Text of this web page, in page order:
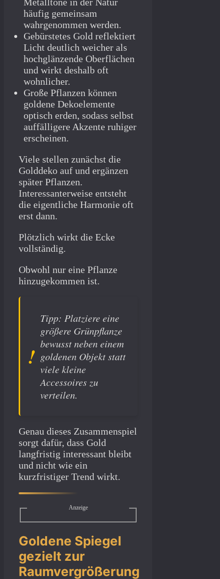
Metalltöne in der Natur
häufig gemeinsam
wahrgenommen werden.
Gebürstetes Gold reflektiert
Licht deutlich weicher als
hochglänzende Oberflächen
und wirkt deshalb oft
wohnlicher.
Große Pflanzen können
goldene Dekoelemente
optisch erden, sodass selbst
auffälligere Akzente ruhiger
erscheinen.
Viele stellen zunächst die
Golddeko auf und ergänzen
später Pflanzen.
Interessanterweise entsteht
die eigentliche Harmonie oft
erst dann.
Plötzlich wirkt die Ecke
vollständig.
Obwohl nur eine Pflanze
hinzugekommen ist.
Tipp: Platziere eine
größere Grünpflanze
bewusst neben einem
goldenen Objekt statt
viele kleine
Accessoires zu
verteilen.
Genau dieses Zusammenspiel
sorgt dafür, dass Gold
langfristig interessant bleibt
und nicht wie ein
kurzfristiger Trend wirkt.
Anzeige
Goldene Spiegel
gezielt zur
Raumvergrößerung